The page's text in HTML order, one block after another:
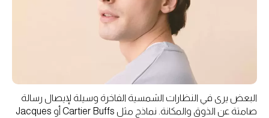
البعض يرى في النظارات الشمسية الفاخرة وسيلة لإيصال رسالة
صامتة عن الذوق والمكانة. نماذج مثل Cartier Buffs أو Jacques